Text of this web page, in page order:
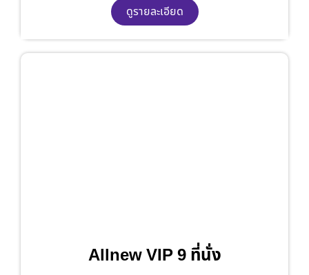
ดูรายละเอียด
Allnew VIP 9 ที่นั่ง